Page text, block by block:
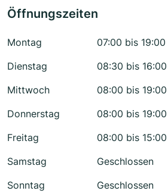
Öffnungszeiten
Montag
07:00 bis 19:00
Dienstag
08:30 bis 16:00
Mittwoch
08:00 bis 19:00
Donnerstag
08:00 bis 19:00
Freitag
08:00 bis 15:00
Samstag
Geschlossen
Sonntag
Geschlossen